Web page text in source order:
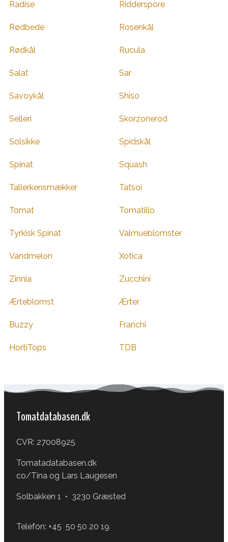
Radise Ridderspore
Rødbede Rosenkål
Rødkål Rucula
Salat Sar
Savoykål Shiso
Selleri Skorzonerod
Solsikke Spidskål
Spinat Squash
Tallerkensmækker Tatsoi
Tomat Tomatillo
Tyrkisk Spinat Valmueblomster
Vandmelon Xotica
Zinnia Zucchini
Ærteblomst Ærter
Buzzy Franchi
HortiTops TDB
Tomatdatabasen.dk
CVR: 27008925
Tomatadatabasen.dk
co/Tina og Lars Laugesen
Solbakken 1 • 3230 Græsted
Telefon: +45 50 50 20 19